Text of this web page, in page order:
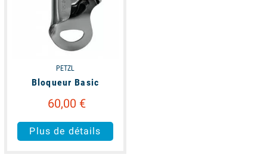
PETZL
Bloqueur Basic
60,00 €
Plus de détails